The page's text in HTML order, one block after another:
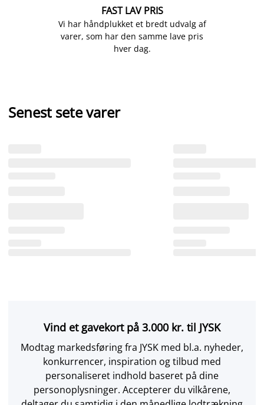
FAST LAV PRIS
Vi har håndplukket et bredt udvalg af
varer, som har den samme lave pris
hver dag.
Senest sete varer
Vind et gavekort på 3.000 kr. til JYSK
Modtag markedsføring fra JYSK med bl.a. nyheder,
konkurrencer, inspiration og tilbud med
personaliseret indhold baseret på dine
personoplysninger. Accepterer du vilkårene,